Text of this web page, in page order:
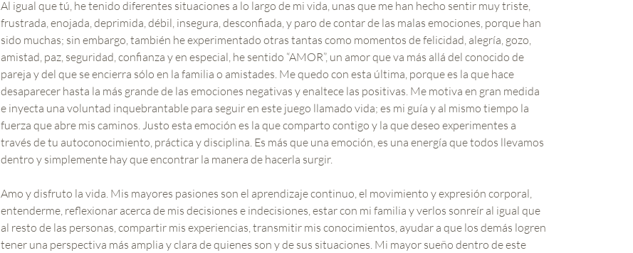
Al igual que tú, he tenido diferentes situaciones a lo largo de mi vida, unas que me han hecho sentir muy triste,
frustrada, enojada, deprimida, débil, insegura, desconfiada, y paro de contar de las malas emociones, porque han
sido muchas; sin embargo, también he experimentado otras tantas como momentos de felicidad, alegría, gozo,
amistad, paz, seguridad, confianza y en especial, he sentido “AMOR”, un amor que va más allá del conocido de
pareja y del que se encierra sólo en la familia o amistades. Me quedo con esta última, porque es la que hace
desaparecer hasta la más grande de las emociones negativas y enaltece las positivas. Me motiva en gran medida
e inyecta una voluntad inquebrantable para seguir en este juego llamado vida; es mi guía y al mismo tiempo la
fuerza que abre mis caminos. Justo esta emoción es la que comparto contigo y la que deseo experimentes a
través de tu autoconocimiento, práctica y disciplina. Es más que una emoción, es una energía que todos llevamos
dentro y simplemente hay que encontrar la manera de hacerla surgir.
Amo y disfruto la vida. Mis mayores pasiones son el aprendizaje continuo, el movimiento y expresión corporal,
entenderme, reflexionar acerca de mis decisiones e indecisiones, estar con mi familia y verlos sonreír al igual que
al resto de las personas, compartir mis experiencias, transmitir mis conocimientos, ayudar a que los demás logren
tener una perspectiva más amplia y clara de quienes son y de sus situaciones. Mi mayor sueño dentro de este